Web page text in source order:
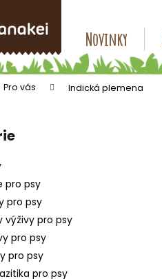
Novinky
Pro vás Indická plemena
pro psy
pro psy
výživy pro psy
pro psy
pro psy
pro psy